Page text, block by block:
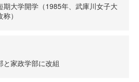
期大学開学（1985年、武庫川女子大
）
と家政学部に改組